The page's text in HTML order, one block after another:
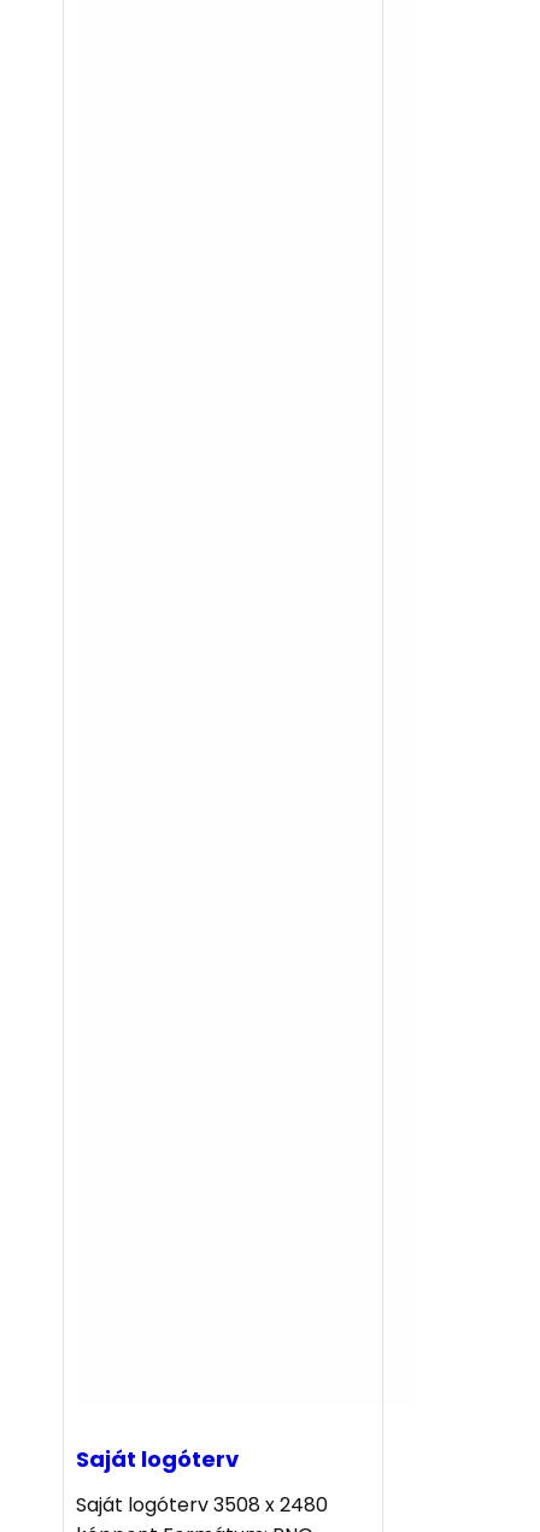
Saját logóterv
Saját logóterv 3508 x 2480